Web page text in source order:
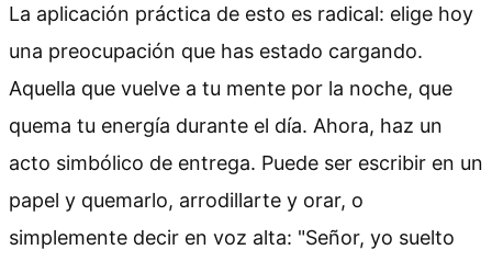
La aplicación práctica de esto es radical: elige hoy
una preocupación que has estado cargando.
Aquella que vuelve a tu mente por la noche, que
quema tu energía durante el día. Ahora, haz un
acto simbólico de entrega. Puede ser escribir en un
papel y quemarlo, arrodillarte y orar, o
simplemente decir en voz alta: "Señor, yo suelto